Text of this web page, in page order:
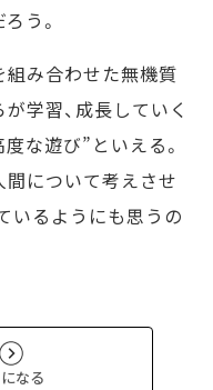
う。
み合わせた無機質
学習、成長していく
な遊び”といえる。
間について考えさせ
いるようにも思うの
なる